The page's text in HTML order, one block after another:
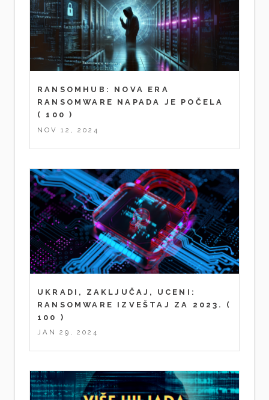
RANSOMHUB: NOVA ERA
RANSOMWARE NAPADA JE POČELA
( 100 )
NOV 12, 2024
UKRADI, ZAKLJUČAJ, UCENI:
RANSOMWARE IZVEŠTAJ ZA 2023.
(
100 )
JAN 29, 2024